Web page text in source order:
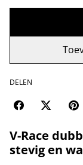
DELEN
V-Race
stevig en